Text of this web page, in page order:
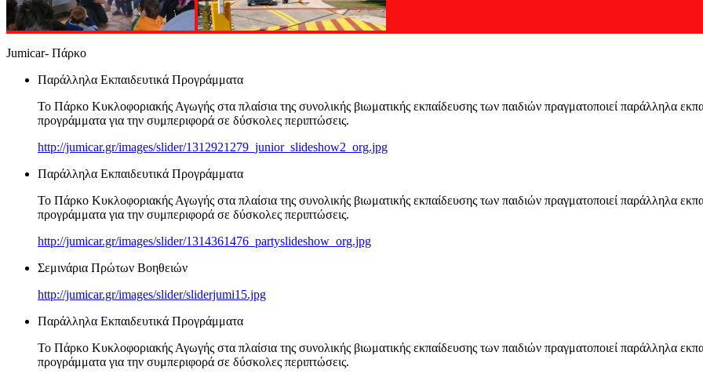
Jumicar- Πάρκο
Παράλληλα Εκπαιδευτικά Προγράμματα
Το Πάρκο Κυκλοφοριακής Αγωγής στα πλαίσια της συνολικής βιωματικής εκπαίδευσης των παιδιών πραγματοποιεί παράλληλα
προγράμματα για την συμπεριφορά σε δύσκολες περιπτώσεις.
http://jumicar.gr/images/slider/1312921279_junior_slideshow2_org.jpg
Παράλληλα Εκπαιδευτικά Προγράμματα
Το Πάρκο Κυκλοφοριακής Αγωγής στα πλαίσια της συνολικής βιωματικής εκπαίδευσης των παιδιών πραγματοποιεί παράλληλα
προγράμματα για την συμπεριφορά σε δύσκολες περιπτώσεις.
http://jumicar.gr/images/slider/1314361476_partyslideshow_org.jpg
Σεμινάρια Πρώτων Βοηθειών
http://jumicar.gr/images/slider/sliderjumi15.jpg
Παράλληλα Εκπαιδευτικά Προγράμματα
Το Πάρκο Κυκλοφοριακής Αγωγής στα πλαίσια της συνολικής βιωματικής εκπαίδευσης των παιδιών πραγματοποιεί παράλληλα
προγράμματα για την συμπεριφορά σε δύσκολες περιπτώσεις.